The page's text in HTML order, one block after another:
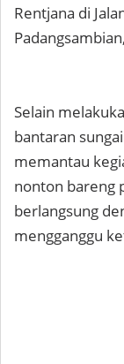
Rentjana di
Selain
bantaran
memantau
nonton bareng
berlangsung
mengganggu